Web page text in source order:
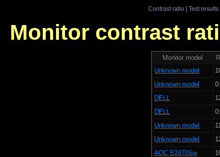
Contrast ratio| Test results
Monitor contrast
Monitor model
Unknown model
Unknown model
DELL
DELL
Unknown model
Unknown model
AOC E2470Sw